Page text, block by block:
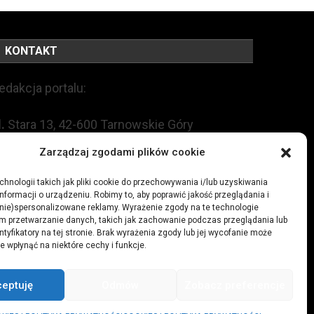
Zarządzaj zgodami plików cookie
takich jak pliki cookie do przechowywania i/lub uzyskiwania
o urządzeniu. Robimy to, aby poprawić jakość przeglądania i
reklamy. Wyrażenie zgody na te technologie
przetwarzanie danych, takich jak zachowanie podczas przeglądania lub
na tej stronie. Brak wyrażenia zgody lub jej wycofanie może
wpłynąć na niektóre cechy i funkcje.
KONTAKT
portalu:
Stara 13, 42-600 Tarnowskie Góry
+48 509 547 822
redakcja@czytamiwiem.pl
biuro@czytamiwiem.pl